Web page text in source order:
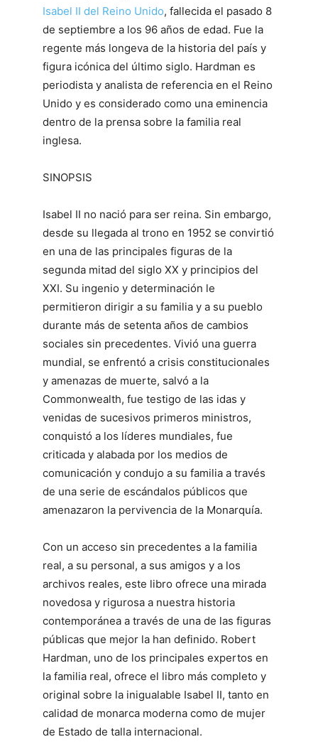
Isabel II del Reino Unido, fallecida el pasado 8
de septiembre a los 96 años de edad. Fue la
regente más longeva de la historia del país y
figura icónica del último siglo. Hardman es
periodista y analista de referencia en el Reino
Unido y es considerado como una eminencia
dentro de la prensa sobre la familia real
inglesa.
SINOPSIS
Isabel II no nació para ser reina. Sin embargo,
desde su llegada al trono en 1952 se convirtió
en una de las principales figuras de la
segunda mitad del siglo XX y principios del
XXI. Su ingenio y determinación le
permitieron dirigir a su familia y a su pueblo
durante más de setenta años de cambios
sociales sin precedentes. Vivió una guerra
mundial, se enfrentó a crisis constitucionales
y amenazas de muerte, salvó a la
Commonwealth, fue testigo de las idas y
venidas de sucesivos primeros ministros,
conquistó a los líderes mundiales, fue
criticada y alabada por los medios de
comunicación y condujo a su familia a través
de una serie de escándalos públicos que
amenazaron la pervivencia de la Monarquía.
Con un acceso sin precedentes a la familia
real, a su personal, a sus amigos y a los
archivos reales, este libro ofrece una mirada
novedosa y rigurosa a nuestra historia
contemporánea a través de una de las figuras
públicas que mejor la han definido. Robert
Hardman, uno de los principales expertos en
la familia real, ofrece el libro más completo y
original sobre la inigualable Isabel II, tanto en
calidad de monarca moderna como de mujer
de Estado de talla internacional.